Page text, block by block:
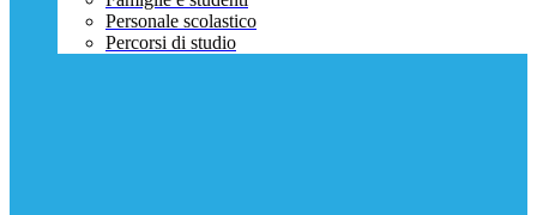
Personale scolastico
Percorsi di studio